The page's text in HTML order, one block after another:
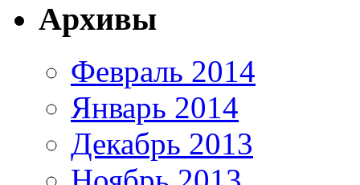
Архивы
Февраль 2014
Январь 2014
Декабрь 2013